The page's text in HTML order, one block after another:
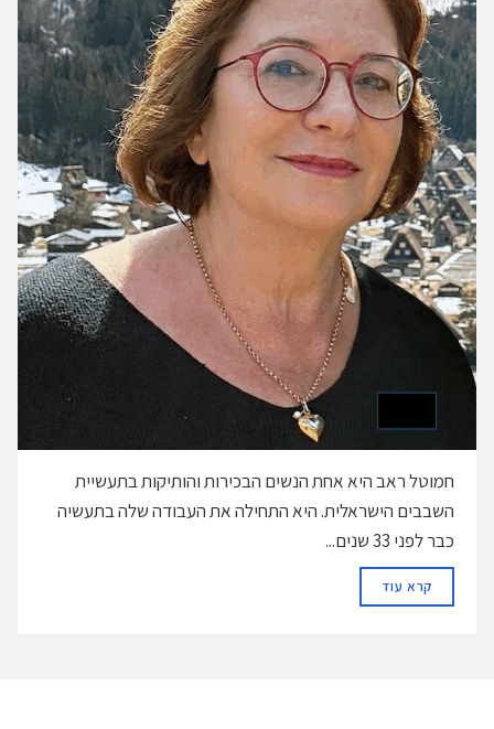
חמוטל ראב היא אחת הנשים הבכירות והותיקות בתעשיית
השבבים הישראלית. היא התחילה את העבודה שלה בתעשיה
כבר לפני 33 שנים...
קרא עודDETAILS